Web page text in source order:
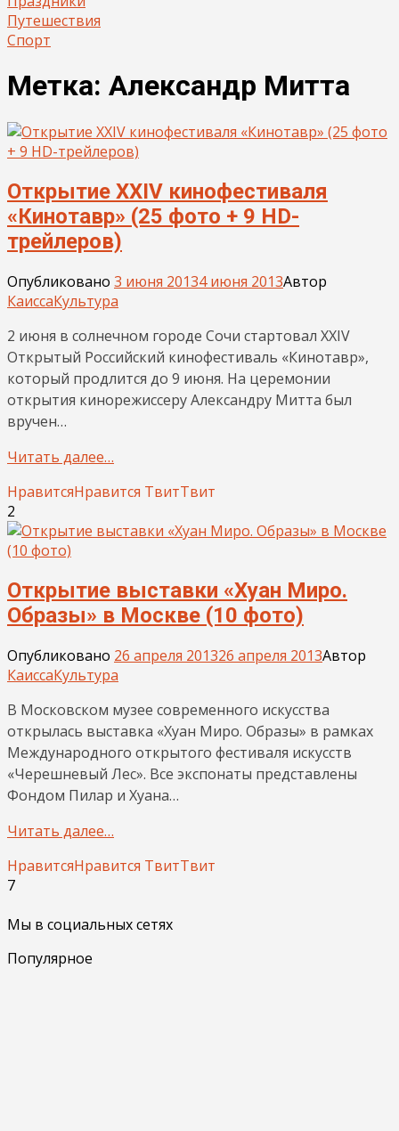
Путешествия
Спорт
Метка: Александр Митта
Открытие XXIV кинофестиваля
«Кинотавр» (25 фото + 9 HD-
трейлеров)
Опубликовано 3 июня 20134 июня 2013Автор
КаиссаКультура
2 июня в солнечном городе Сочи стартовал XXIV
Открытый Российский кинофестиваль «Кинотавр»,
который продлится до 9 июня. На церемонии
открытия кинорежиссеру Александру Митта был
вручен…
Читать далее…
НравитсяНравится ТвитТвит
2
Открытие выставки «Хуан Миро.
Образы» в Москве (10 фото)
Опубликовано 26 апреля 201326 апреля 2013Автор
КаиссаКультура
В Московском музее современного искусства
открылась выставка «Хуан Миро. Образы» в рамках
Международного открытого фестиваля искусств
«Черешневый Лес». Все экспонаты представлены
Фондом Пилар и Хуана…
Читать далее…
НравитсяНравится ТвитТвит
7
Мы в социальных сетях
Популярное